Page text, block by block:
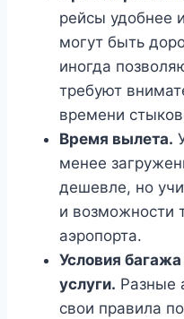
рейсы удобнее
могут быть
иногда
требуют
времени
Время вылета.
менее
дешевле, но
и возможности
аэропорта.
Условия
услуги. Разные
свои правила